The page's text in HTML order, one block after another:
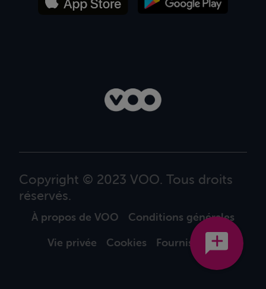
Copyright © 2023 VOO. Tous droits
réservés.
À propos de VOO
Conditions générales
Vie privée
Cookies Fournisseurs